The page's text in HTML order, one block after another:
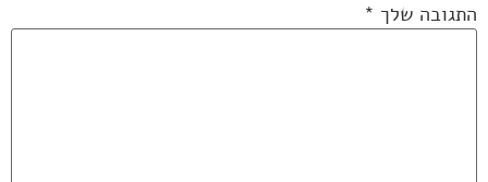
התגובה שלך *